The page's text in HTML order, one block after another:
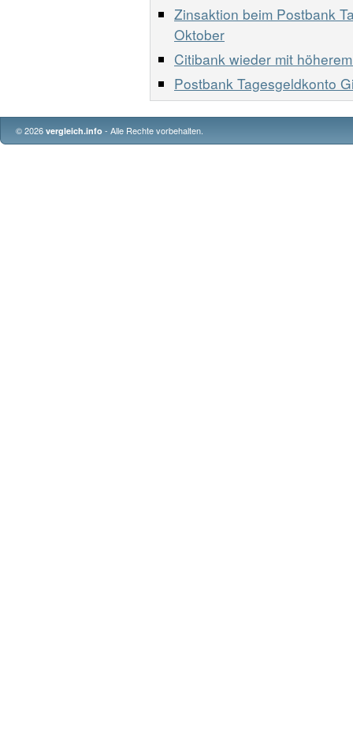
Zinsaktion beim Postbank
Oktober
Citibank wieder mit
Postbank Tagesgeldkonto
© 2026 vergleich.info - Alle Rechte vorbehalten.